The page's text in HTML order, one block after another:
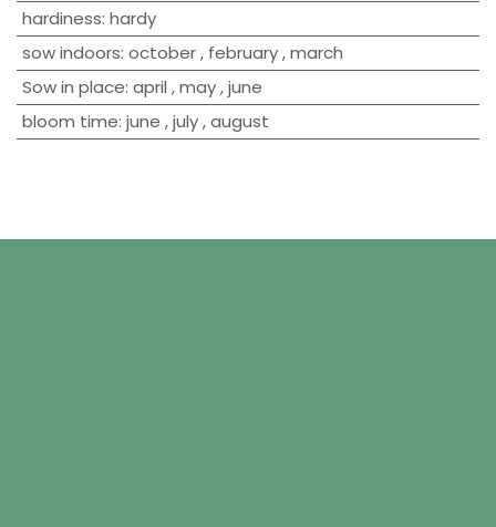
hardiness: hardy
sow indoors: october, february,march
Sow in place: april ,may,june
bloom time: june ,july,august